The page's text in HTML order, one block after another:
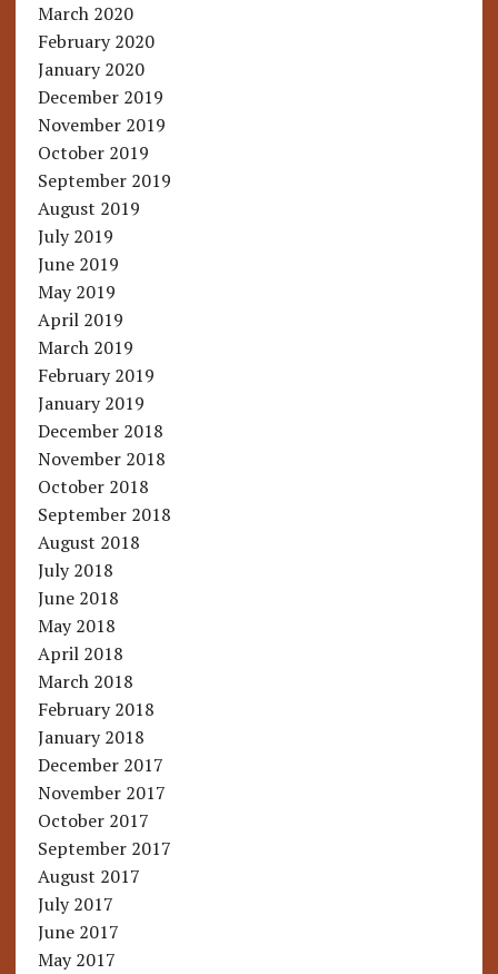
March 2020
February 2020
January 2020
December 2019
November 2019
October 2019
September 2019
August 2019
July 2019
June 2019
May 2019
April 2019
March 2019
February 2019
January 2019
December 2018
November 2018
October 2018
September 2018
August 2018
July 2018
June 2018
May 2018
April 2018
March 2018
February 2018
January 2018
December 2017
November 2017
October 2017
September 2017
August 2017
July 2017
June 2017
May 2017